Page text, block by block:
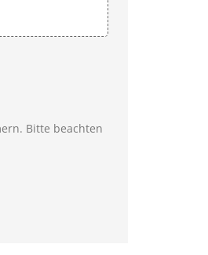
Bitte beachten